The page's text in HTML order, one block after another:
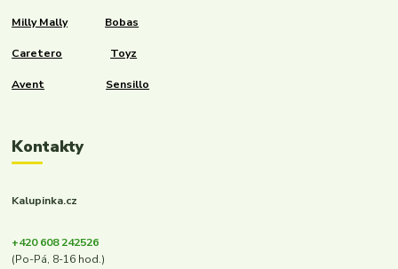
Milly Mally Bobas
Caretero Toyz
Avent Sensillo
Kontakty
Kalupinka.cz
+420 608 242526
(Po-Pá, 8-16 hod.)